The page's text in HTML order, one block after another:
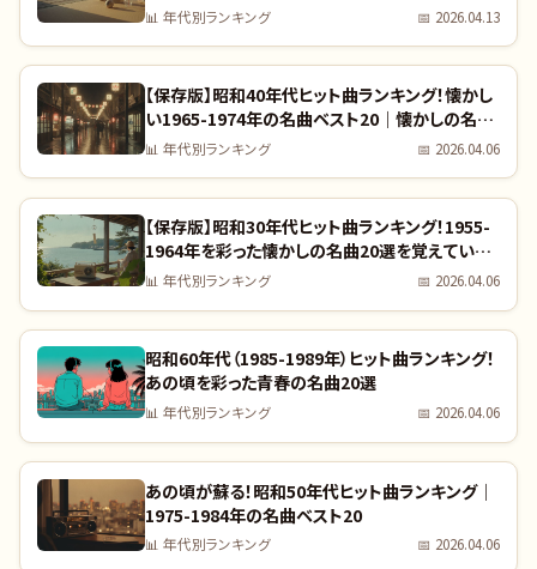
📊 年代別ランキング 📅 2026.04.13
【保存版】昭和40年代ヒット曲ランキング！懐かし
い1965-1974年の名曲ベスト20｜懐かしの名曲
完全リスト
📊 年代別ランキング 📅 2026.04.06
【保存版】昭和30年代ヒット曲ランキング！1955-
1964年を彩った懐かしの名曲20選を覚えていま
すか？｜全曲リスト付き
📊 年代別ランキング 📅 2026.04.06
昭和60年代（1985-1989年）ヒット曲ランキング！
あの頃を彩った青春の名曲20選
📊 年代別ランキング 📅 2026.04.06
あの頃が蘇る！昭和50年代ヒット曲ランキング｜
1975-1984年の名曲ベスト20
📊 年代別ランキング 📅 2026.04.06